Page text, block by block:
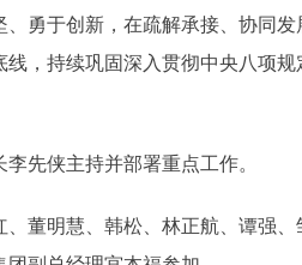
勇于创新，在疏解承接、协同发
，持续巩固深入贯彻中央八项规
先侠主持并部署重点工作。
董明慧、韩松、林正航、谭强、